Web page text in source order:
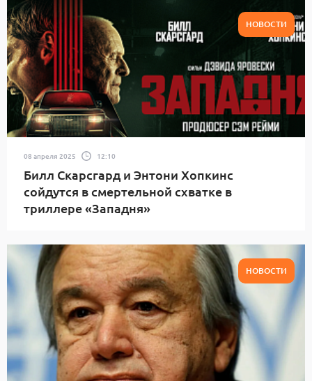
НОВОСТИ
08 апреля 2025 12:10
Билл Скарсгард и Энтони Хопкинс
сойдутся в смертельной схватке в
триллере «Западня»
НОВОСТИ